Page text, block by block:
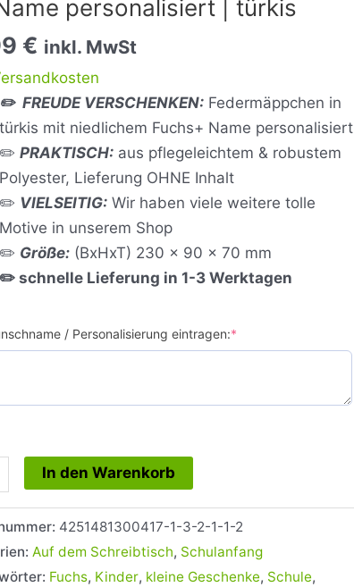
personalisiert | türkis
€ inkl. MwSt
✏️ FREUDE VERSCHENKEN: Federmäppchen in
türkis mit niedlichem Fuchs+ Name personalisiert
✏️ PRAKTISCH: aus pflegeleichtem & robustem
Polyester, Lieferung OHNE Inhalt
✏️ VIELSEITIG:Wir haben viele weitere tolle
Motive in unserem Shop
✏️ Größe:(BxHxT) 230 x 90 x 70 mm
✏️ schnelle Lieferung in 1-3 Werktagen
/ Personalisierung eintragen:*
In den Warenkorb
4251481300417-1-3-2-1-1-2
Auf dem Schreibtisch, Schulanfang
Fuchs, Kinder, kleine Geschenke, Schule,